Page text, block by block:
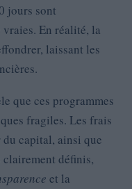
jours sont
En réalité, la
laissant les
que ces programmes
fragiles. Les frais
capital, ainsi que
clairement définis,
et la